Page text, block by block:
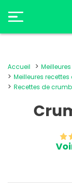
Accueil
Meilleures
Recettes de